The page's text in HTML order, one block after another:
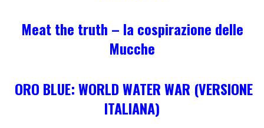
Meat the truth – la cospirazione delle
Mucche
ORO BLUE: WORLD WATER WAR (VERSIONE
ITALIANA)